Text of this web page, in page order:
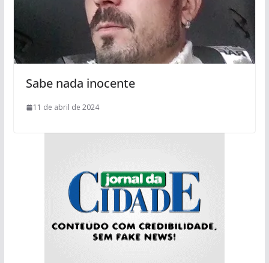
Sabe nada inocente
11 de abril de 2024